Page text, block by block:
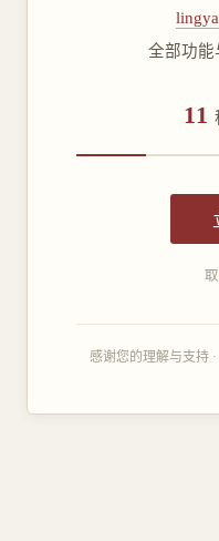
全部功能
11
感谢您的理解与支持